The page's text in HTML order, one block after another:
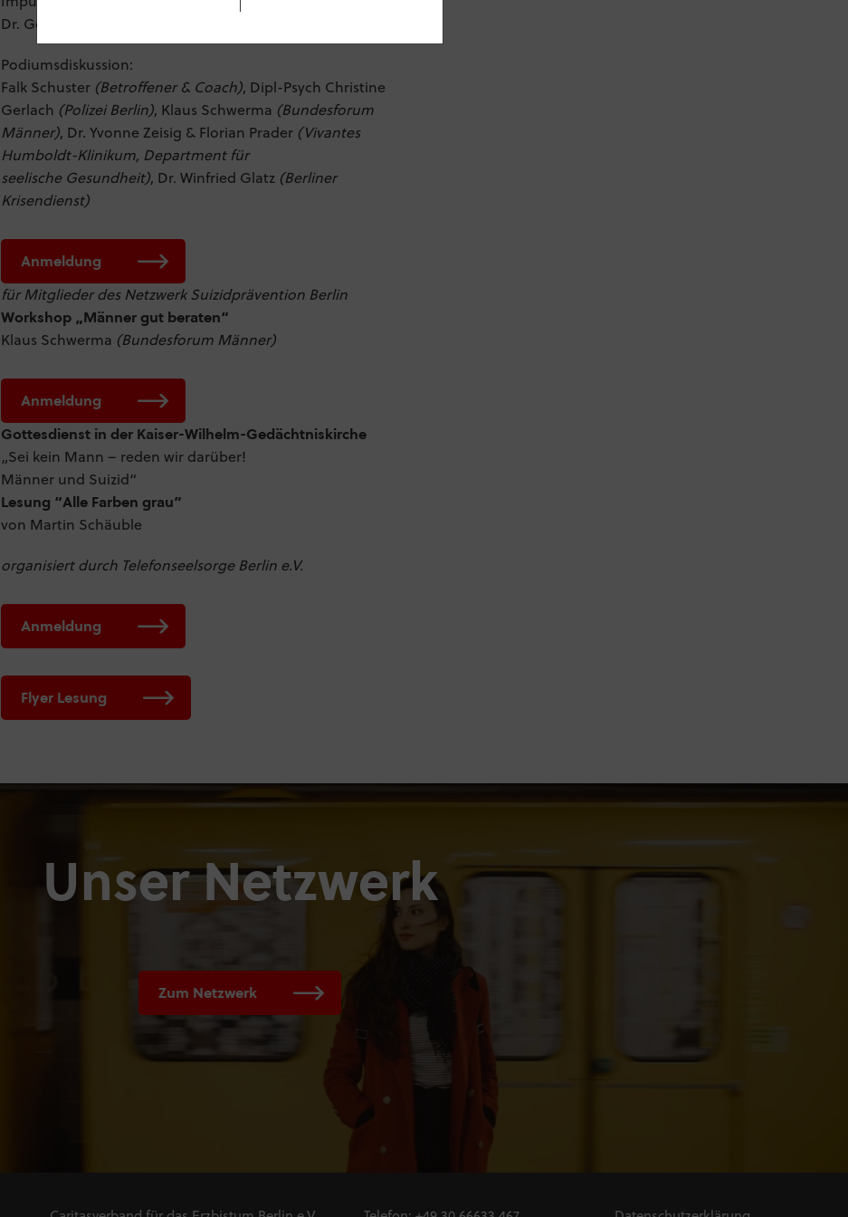
Dr. Gerd-Dieter Willmund
Podiumsdiskussion:
Falk Schuster (Betroffener & Coach), Dipl-Psych Christine
Gerlach (Polizei Berlin), Klaus Schwerma (Bundesforum
Männer), Dr. Yvonne Zeisig & Florian Prader (Vivantes
Humboldt-Klinikum, Department für
seelische Gesundheit), Dr. Winfried Glatz (Berliner
Krisendienst)
Anmeldung
für Mitglieder des Netzwerk Suizidprävention Berlin
Workshop „Männer gut beraten“
Klaus Schwerma (Bundesforum Männer)
Anmeldung
Gottesdienst in der Kaiser-Wilhelm-Gedächtniskirche
„Sei kein Mann – reden wir darüber!
Männer und Suizid“
Lesung “Alle Farben grau”
von Martin Schäuble
organisiert durch Telefonseelsorge Berlin e.V.
Anmeldung
Flyer Lesung
Unser Netzwerk
Zum Netzwerk